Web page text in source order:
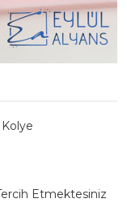
Etmektesiniz